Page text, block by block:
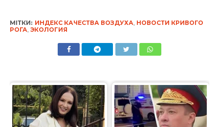
МІТКИ: ИНДЕКС КАЧЕСТВА ВОЗДУХА НОВОСТИ КРИВОГО
РОГА ЭКОЛОГИЯ